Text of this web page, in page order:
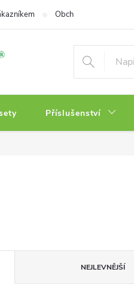
Obchodní podmínky
Příslušenství
NEJLEVNĚJŠÍ